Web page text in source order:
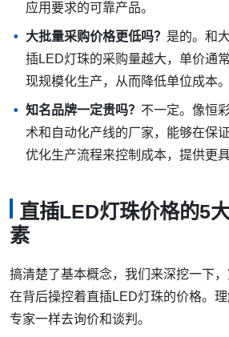
应用要求的可靠产品。
大批量采购价格更低吗？ 是的。和
插LED灯珠的采购量越大，单价通
现规模化生产，从而降低单位成本。
知名品牌一定贵吗？ 不一定。像恒
术和自动化产线的厂家，能够在保
优化生产流程来控制成本，提供更
直插LED灯珠价格的5
素
搞清楚了基本概念，我们来深挖一下，
在背后操控着直插LED灯珠的价格。
专家一样去询价和谈判。